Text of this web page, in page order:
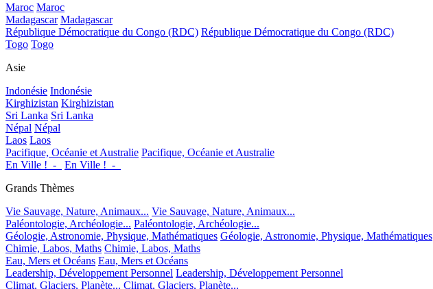
Maroc Maroc
Madagascar Madagascar
République Démocratique du Congo (RDC) République Démocratique du Congo (RDC)
Togo Togo
Asie
Indonésie Indonésie
Kirghizistan Kirghizistan
Sri Lanka Sri Lanka
Népal Népal
Laos Laos
Pacifique, Océanie et Australie Pacifique, Océanie et Australie
En Ville !_-_
En Ville !_-_
Grands Thèmes
Vie Sauvage, Nature, Animaux... Vie Sauvage, Nature, Animaux...
Paléontologie, Archéologie... Paléontologie, Archéologie...
Géologie, Astronomie, Physique, Mathématiques Géologie, Astronomie, Physique, Mathématiques
Chimie, Labos, Maths Chimie, Labos, Maths
Eau, Mers et Océans Eau, Mers et Océans
Leadership, Développement Personnel Leadership, Développement Personnel
Climat, Glaciers, Planète... Climat, Glaciers, Planète...